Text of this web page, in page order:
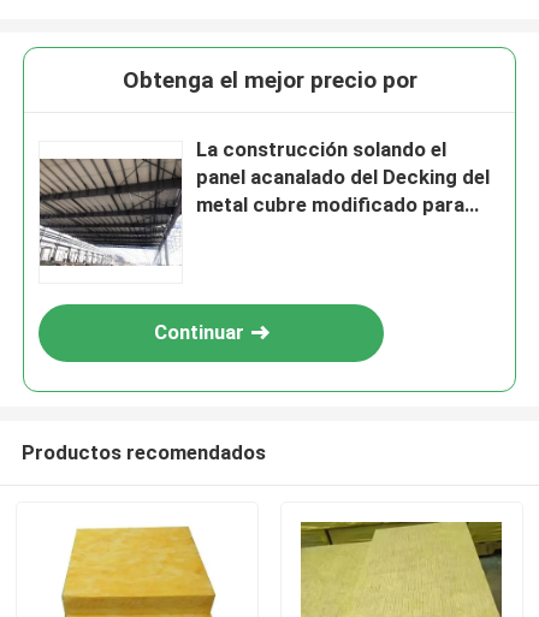
Obtenga el mejor precio por
La construcción solando el
panel acanalado del Decking del
metal cubre modificado para
Continuar
Productos recomendados